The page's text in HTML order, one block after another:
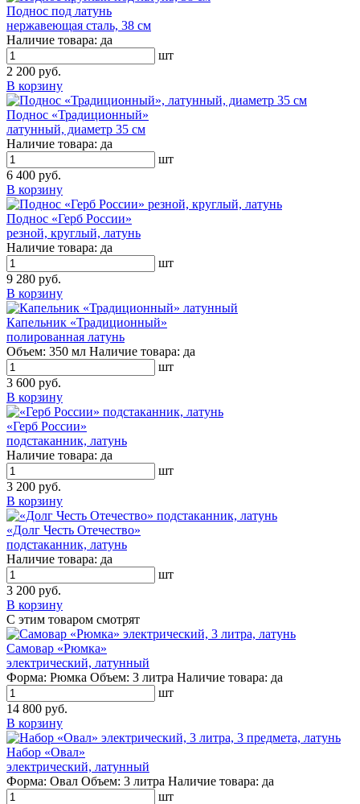
Поднос под латунь
нержавеющая сталь, 38 см
Наличие товара: да
шт
2 200 руб.
В корзину
Поднос «Традиционный»
латунный, диаметр 35 см
Наличие товара: да
шт
6 400 руб.
В корзину
Поднос «Герб России»
резной, круглый, латунь
Наличие товара: да
шт
9 280 руб.
В корзину
Капельник «Традиционный»
полированная латунь
Объем: 350 мл Наличие товара: да
шт
3 600 руб.
В корзину
«Герб России»
подстаканник, латунь
Наличие товара: да
шт
3 200 руб.
В корзину
«Долг Честь Отечество»
подстаканник, латунь
Наличие товара: да
шт
3 200 руб.
В корзину
С этим товаром смотрят
Самовар «Рюмка»
электрический, латунный
Форма: Рюмка Объем: 3 литра Наличие товара: да
шт
14 800 руб.
В корзину
Набор «Овал»
электрический, латунный
Форма: Овал Объем: 3 литра Наличие товара: да
шт